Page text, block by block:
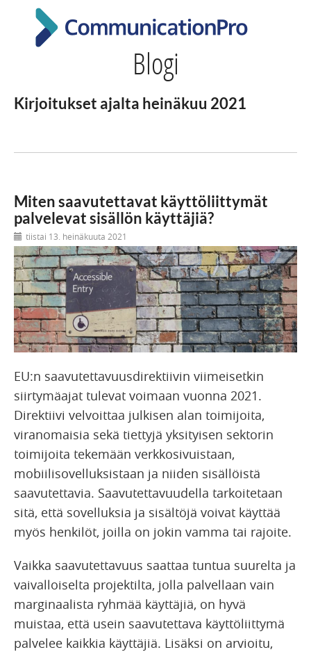
Blogi
Kirjoitukset ajalta heinäkuu 2021
Miten saavutettavat käyttöliittymät
palvelevat sisällön käyttäjiä?
tiistai 13. heinäkuuta 2021
EU:n saavutettavuusdirektiivin viimeisetkin
siirtymäajat tulevat voimaan vuonna 2021.
Direktiivi velvoittaa julkisen alan toimijoita,
viranomaisia sekä tiettyjä yksityisen sektorin
toimijoita tekemään verkkosivuistaan,
mobiilisovelluksistaan ja niiden sisällöistä
saavutettavia. Saavutettavuudella tarkoitetaan
sitä, että sovelluksia ja sisältöjä voivat käyttää
myös henkilöt, joilla on jokin vamma tai rajoite.
Vaikka saavutettavuus saattaa tuntua suurelta ja
vaivalloiselta projektilta, jolla palvellaan vain
marginaalista ryhmää käyttäjiä, on hyvä
muistaa, että usein saavutettava käyttöliittymä
palvelee kaikkia käyttäjiä. Lisäksi on arvioitu,